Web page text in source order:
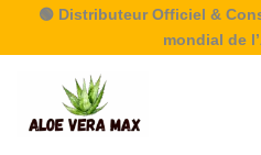
🟢 Distributeur Officiel &
mondial de